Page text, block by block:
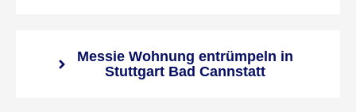
Messie Wohnung entrümpeln in
Stuttgart Bad Cannstatt